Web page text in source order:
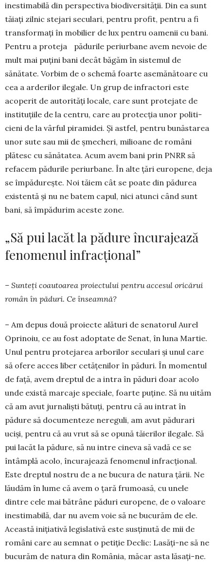
inestimabilă din perspectiva biodiversității. Din ea sunt
tăiați zilnic stejari seculari, pentru profit, pentru a fi
transformați în mobilier de lux pentru oamenii cu bani.
Pentru a proteja pădurile periurbane avem nevoie de
mult mai puțini bani decât băgăm în sistemul de
sănătate. Vorbim de o schemă foarte asemănătoare cu
cea a arderilor ilegale. Un grup de infractori este
acoperit de auto­rități locale, care sunt protejate de
instituțiile de la centru, care au protecția unor poli­ti­
cieni de la vârful piramidei. Și astfel, pentru bună­starea
unor sute sau mii de șmecheri, mi­lioane de români
plătesc cu sănătatea. Acum avem bani prin PNRR să
refacem pădurile periurbane. În alte țări europene, deja
se îm­pădurește. Noi tăiem cât se poate din pă­durea
existentă și nu ne batem capul, nici atunci când sunt
bani, să împădurim aceste zone.
„Să pui lacăt la pădure încurajează
fenomenul infracțional”
– Sunteți coautoarea proiectului pentru accesul oricărui
român în păduri. Ce în­seamnă?
– Am depus două proiecte alături de senatorul Aurel
Oprinoiu, ce au fost adop­tate de Senat, în luna Martie.
Unul pentru protejarea arborilor seculari și unul care
să ofere acces liber cetățenilor în păduri. În momentul
de față, avem dreptul de a intra în păduri doar acolo
unde există marcaje speciale, foarte puține. Să nu uităm
că am avut jurnaliști bătuți, pentru că au intrat în
pădure să documenteze nereguli, am avut pă­durari
uciși, pentru că au vrut să se opună tăie­rilor ilegale. Să
pui lacăt la pădure, să nu intre cineva să vadă ce se
întâmplă acolo, încurajează fenomenul infracțional.
Este dreptul nostru de a ne bucura de natura țării. Ne
lăudăm în lume că avem o țară frumoasă, cu unele
dintre cele mai bătrâne păduri europene, de o valoare
inestimabilă, dar nu avem voie să ne bucurăm de ele.
Această inițiativă legislativă este susținută de mii de
români care au semnat o petiție Declic: Lasăți-ne să ne
bucurăm de natura din România, măcar asta lăsați-ne.